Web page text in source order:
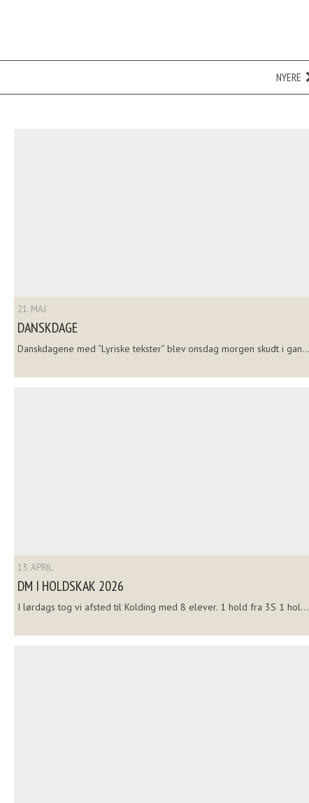
NYERE
21. MAJ
DANSKDAGE
Danskdagene med “Lyriske tekster” blev onsdag morgen skudt i gan...
13. APRIL
DM I HOLDSKAK 2026
I lørdags tog vi afsted til Kolding med 8 elever. 1 hold fra 3S 1 hol...